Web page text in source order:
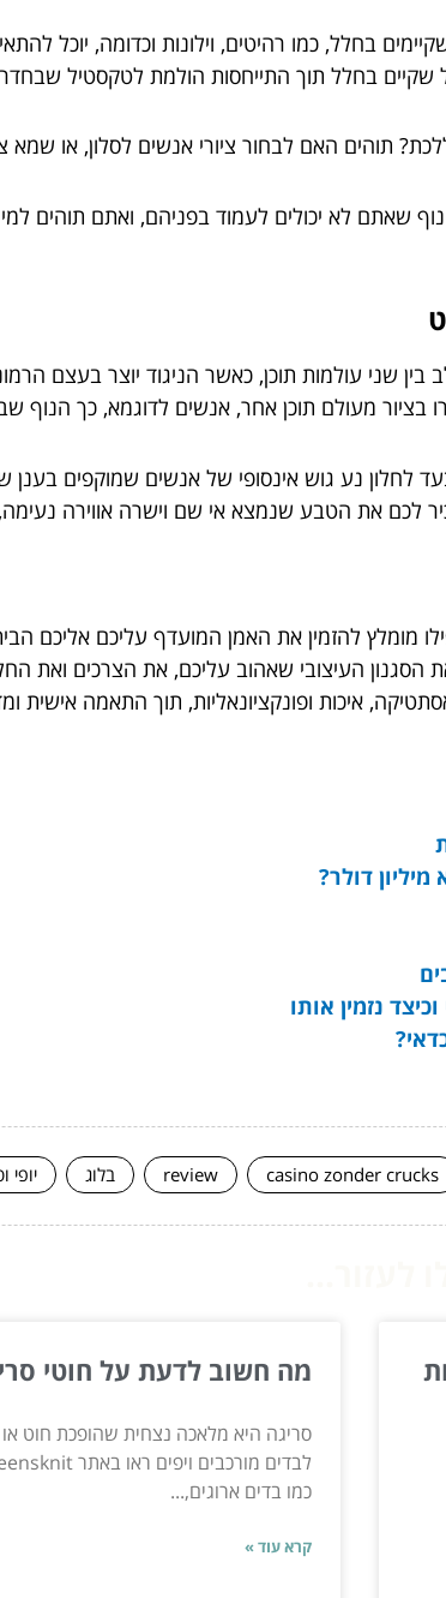
בחלל, כמו רהיטים, וילונות וכדומה, יוכל
שקיים בחלל תוך התייחסות הולמת לטקסטיל
תוהים האם לבחור ציורי אנשים לסלון, או שמא
נוף שאתם לא יכולים לעמוד בפניהם, ואתם תוהים
שני עולמות תוכן, כאשר הניגוד יוצר בעצם
מעולם תוכן אחר, אנשים לדוגמא, כך הנוף
לחלון נע גוש אינסופי של אנשים שמוקפים
לכם את הטבע שנמצא אי שם וישרה אווירה
מומלץ להזמין את האמן המועדף עליכם אליכם
העיצובי שאהוב עליכם, את הצרכים ואת
איכות ופונקציונאליות, תוך התאמה אישית
דולר?
נזמין אותו
casino zonder crucks
review בלוג יופי
מה חשוב לדעת על חוטי
סריגה היא מלאכה נצחית שהופכת חוט או
כמו בדים ארוגים,...
קרא עוד »